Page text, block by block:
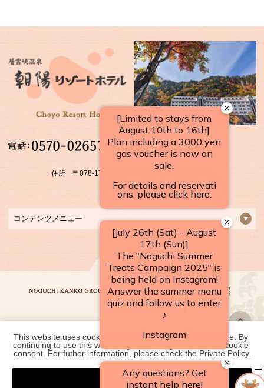
【受付時間】
10：00～17：00
住所 〒078-1701 北海道上川郡 上川町層雲峡温泉
FAX：01658-5-3922
コンテンツメニュー
野口観光グループ一覧
2026 層雲峡温泉 朝陽リゾートホテル｜【公式】北海道の温泉宿
野口観光グループ. ALL RIGHTS RESERVED
This website uses cookies to improve your user experience. By
continuing to use this website, you have agreed with our cookie
consent. For futher information, please check the Private Policy.
Agree